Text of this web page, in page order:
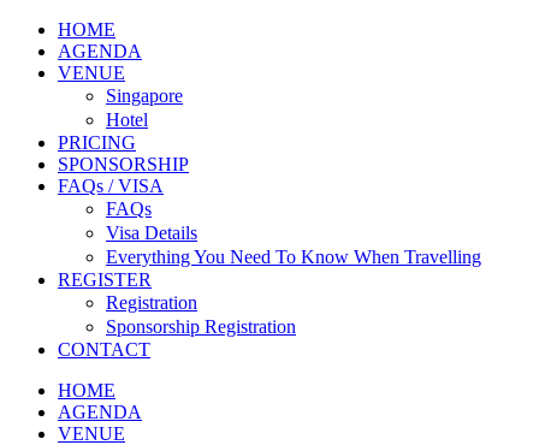
HOME
AGENDA
VENUE
Singapore
Hotel
PRICING
SPONSORSHIP
FAQs / VISA
FAQs
Visa Details
Everything You Need To Know When Travelling
REGISTER
Registration
Sponsorship Registration
CONTACT
HOME
AGENDA
VENUE